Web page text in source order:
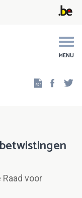
MENU
voor